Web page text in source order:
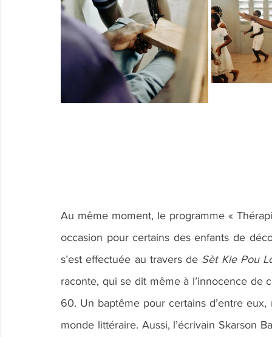
Au même moment, le programme «
occasion pour certains des enfants de
s’est effectuée au travers de Sèt Kle Pou
raconte, qui se dit même à l’innocence de
60. Un baptême pour certains d’entre eux,